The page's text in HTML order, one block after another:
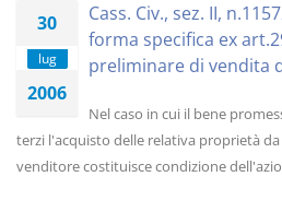
30
lug
2006
Cass. Civ., sez. II,
forma specifica ex
preliminare di vendita
Nel caso in cui il bene
terzi l'acquisto delle relativa proprietà
venditore costituisce condizione